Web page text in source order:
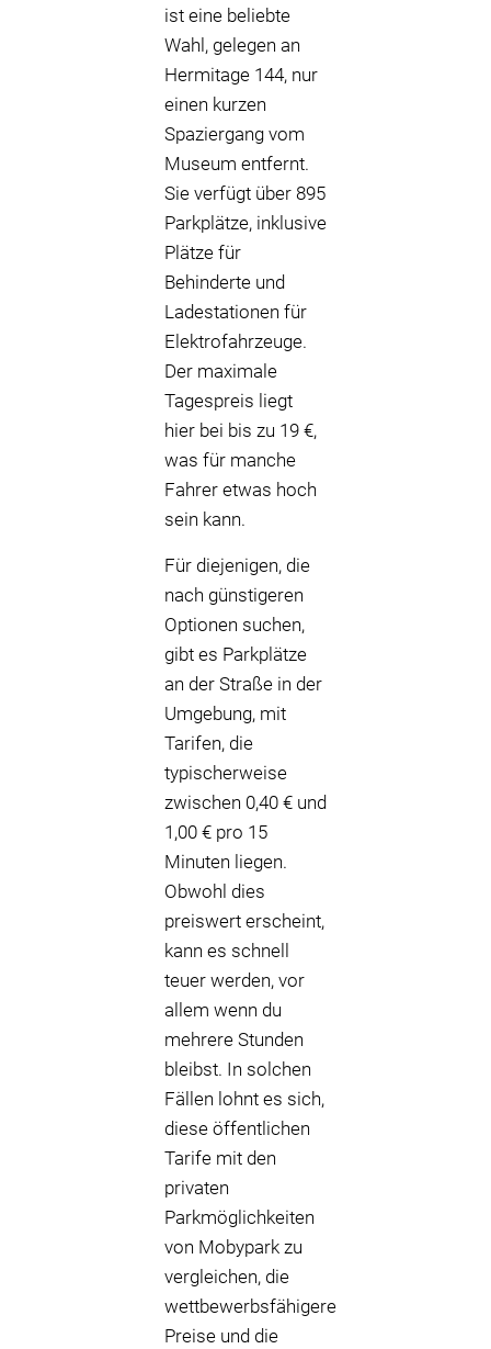
ist eine beliebte
Wahl, gelegen an
Hermitage 144, nur
einen kurzen
Spaziergang vom
Museum entfernt.
Sie verfügt über 895
Parkplätze, inklusive
Plätze für
Behinderte und
Ladestationen für
Elektrofahrzeuge.
Der maximale
Tagespreis liegt
hier bei bis zu 19 €,
was für manche
Fahrer etwas hoch
sein kann.
Für diejenigen, die
nach günstigeren
Optionen suchen,
gibt es Parkplätze
an der Straße in der
Umgebung, mit
Tarifen, die
typischerweise
zwischen 0,40 € und
1,00 € pro 15
Minuten liegen.
Obwohl dies
preiswert erscheint,
kann es schnell
teuer werden, vor
allem wenn du
mehrere Stunden
bleibst. In solchen
Fällen lohnt es sich,
diese öffentlichen
Tarife mit den
privaten
Parkmöglichkeiten
von Mobypark zu
vergleichen, die
wettbewerbsfähigere
Preise und die